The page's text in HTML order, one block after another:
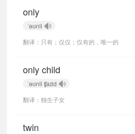
only
ˈəʊnli
翻译：只有；仅仅；仅有的，唯一的
only child
ˈəʊnli ʧaɪld
翻译：独生子女
twin